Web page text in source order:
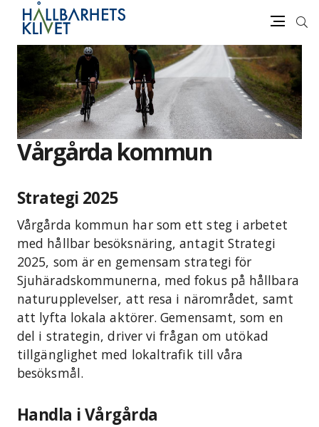
vidare
innehåll
Sök
Vårgårda kommun
Strategi 2025
Vårgårda kommun har som ett steg i arbetet
med hållbar besöksnäring, antagit Strategi
2025, som är en gemensam strategi för
Sjuhäradskommunerna, med fokus på hållbara
naturupplevelser, att resa i närområdet, samt
att lyfta lokala aktörer. Gemensamt, som en
del i strategin, driver vi frågan om utökad
tillgänglighet med lokaltrafik till våra
besöksmål.
Handla i Vårgårda